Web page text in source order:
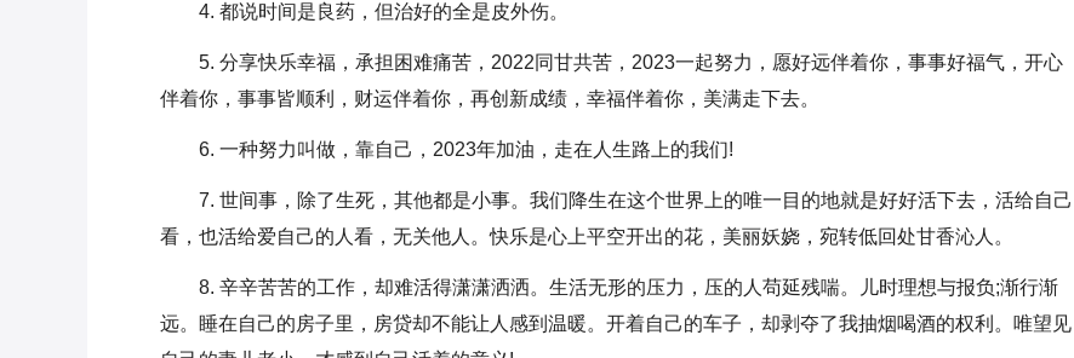
4. 都说时间是良药，但治好的全是皮外伤。
5. 分享快乐幸福，承担困难痛苦，2022同甘共苦，2023一起努力，愿好远伴着你，事事好福气，开心
伴着你，事事皆顺利，财运伴着你，再创新成绩，幸福伴着你，美满走下去。
6. 一种努力叫做，靠自己，2023年加油，走在人生路上的我们!
7. 世间事，除了生死，其他都是小事。我们降生在这个世界上的唯一目的地就是好好活下去，活给自己
看，也活给爱自己的人看，无关他人。快乐是心上平空开出的花，美丽妖娆，宛转低回处甘香沁人。
8. 辛辛苦苦的工作，却难活得潇潇洒洒。生活无形的压力，压的人苟延残喘。儿时理想与报负;渐行渐
远。睡在自己的房子里，房贷却不能让人感到温暖。开着自己的车子，却剥夺了我抽烟喝酒的权利。唯望见